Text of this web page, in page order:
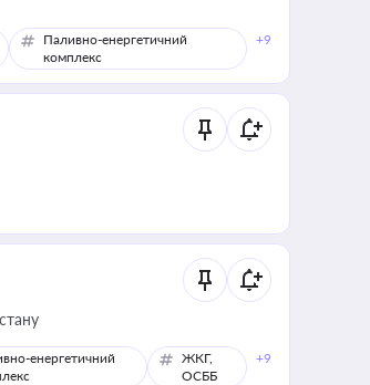
Паливно-енергетичний
комплекс
+9
енергетичний
ЖКГ,
ОСББ
+9